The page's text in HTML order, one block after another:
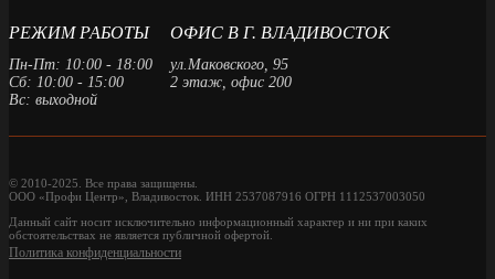
РЕЖИМ РАБОТЫ
Пн-Пт: 10:00 - 18:00
Сб: 10:00 - 15:00
Вс: выходной
ОФИС В Г. ВЛАДИВОСТОК
ул.Маковского, 95
2 этаж, офис 200
© 2010-2025. Все права защищены.
ООО «Профи Центр», Владивосток. ИНН 2537087916 ОГРН 1112537003050
Данный сайт носит исключительно информационный характер и ни при каких
обстоятельствах не является публичной офертой.
Политика конфиденциальности